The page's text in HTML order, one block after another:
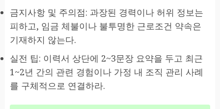
금지사항 및 주의점: 과장된 경력이나 허위 정보는
피하고, 임금 체불이나 불투명한 근로조건 약속은
기재하지 않는다.
실전 팁: 이력서 상단에 2~3문장 요약을 두고 최근
1~2년 간의 관련 경험이나 가정 내 조직 관리 사례
를 구체적으로 연결하라.